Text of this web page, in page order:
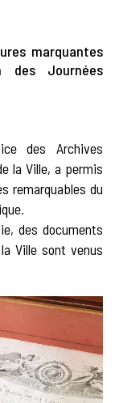
marquantes
des Journées
des Archives
la Ville, a permis
remarquables du
des documents
Ville sont venus